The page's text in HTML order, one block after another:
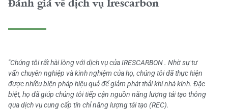
Đánh giá về dịch vụ Irescarbon
"Chúng tôi rất hài lòng với dịch vụ của IRESCARBON . Nhờ sự tư
vấn chuyên nghiệp và kinh nghiệm của họ, chúng tôi đã thực hiện
được nhiều biện pháp hiệu quả để giảm phát thải khí nhà kính. Đặc
biệt, họ đã giúp chúng tôi tiếp cận nguồn năng lượng tái tạo thông
qua dịch vụ cung cấp tín chỉ năng lượng tái tạo (REC).